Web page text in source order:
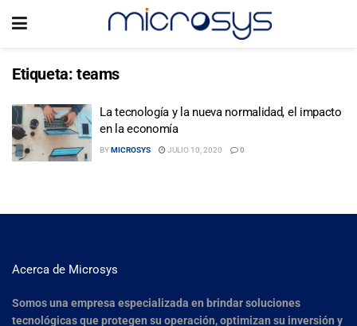
Etiqueta: teams
La tecnología y la nueva normalidad, el impacto
en la economía
BYMICROSYS JULIO 10, 2020 0
Acerca de Microsys
Somos una empresa especializada en brindar soluciones
tecnológicas que protegen su operación, optimizan su inversión y